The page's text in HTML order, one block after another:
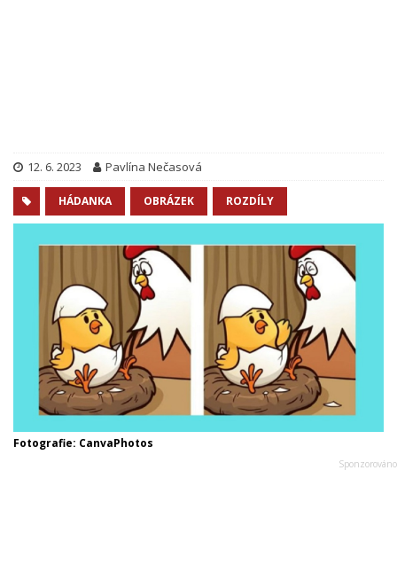
12. 6. 2023 Pavlína Nečasová
HÁDANKA OBRÁZEK ROZDÍLY
Fotografie: CanvaPhotos